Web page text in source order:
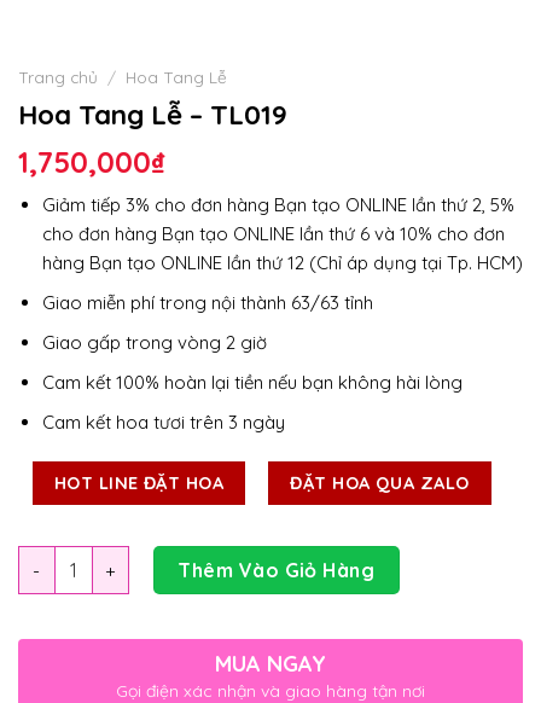
Trang chủ / Hoa Tang Lễ
Hoa Tang Lễ – TL019
1,750,000₫
Giảm tiếp 3% cho đơn hàng Bạn tạo ONLINE lần thứ 2, 5%
cho đơn hàng Bạn tạo ONLINE lần thứ 6 và 10% cho đơn
hàng Bạn tạo ONLINE lần thứ 12 (Chỉ áp dụng tại Tp. HCM)
Giao miễn phí trong nội thành 63/63 tỉnh
Giao gấp trong vòng 2 giờ
Cam kết 100% hoàn lại tiền nếu bạn không hài lòng
Cam kết hoa tươi trên 3 ngày
HOT LINE ĐẶT HOA ĐẶT HOA QUA ZALO
Số lượng Thêm Vào Giỏ Hàng
MUA NGAY
Gọi điện xác nhận và giao hàng tận nơi